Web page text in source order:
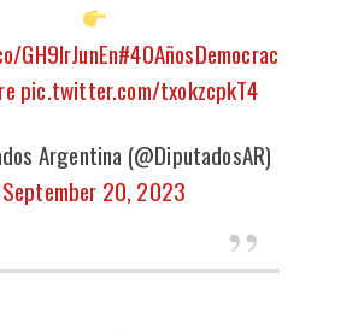
#40AñosDemocrac
pic.twitter.com/txokzcpkT4
Argentina (@DiputadosAR)
September 20, 2023